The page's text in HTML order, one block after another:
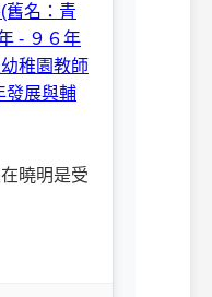
舊名：青
- ９６年
稚園教師
發展與輔
曉明是受